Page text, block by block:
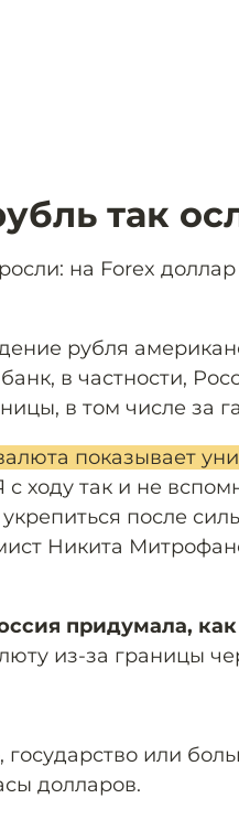
так
на Forex доллар
рубля
в частности,
в том числе за
показывает
с ходу так и не
после
Никита
придумала,
из-за границы
или
долларов.